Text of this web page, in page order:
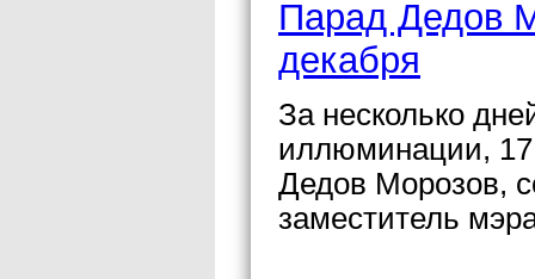
Парад Дедов
декабря
За несколько
иллюминации, 17
Дедов Морозов,
заместитель